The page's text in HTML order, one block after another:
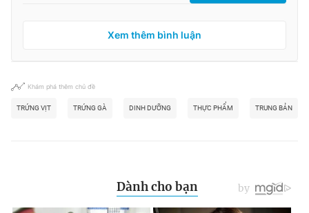
Xem thêm bình luận
Khám phá thêm chủ đề
TRỨNG VỊT TRỨNG GÀ DINH DƯỠNG THỰC PHẨM TRUNG BẢN